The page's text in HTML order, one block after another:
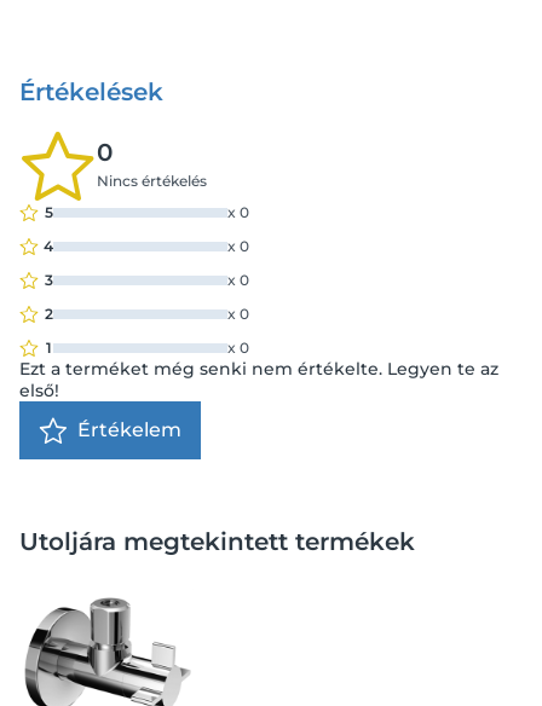
Értékelések
0
Nincs értékelés
5
x 0
4
x 0
3
x 0
2
x 0
1
x 0
Ezt a terméket még senki nem értékelte. Legyen te az
első!
Értékelem
Utoljára megtekintett termékek